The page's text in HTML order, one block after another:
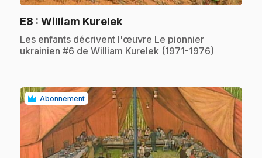
E8 : William Kurelek.
.Les enfants décrivent l'œuvre Le pionnier
ukrainien #6 de William Kurelek (1971-1976)
Abonnement